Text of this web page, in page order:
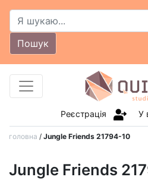
Пошук
Реєстрація У
головна / Jungle Friends 21794-10
Jungle Friends